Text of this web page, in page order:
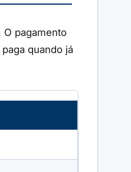
pagamento
quando já